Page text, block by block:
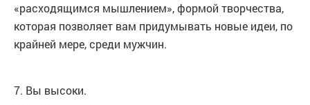
«расходящимся мышлением», формой творчества,
которая позволяет вам придумывать новые идеи, по
крайней мере, среди мужчин.
7. Вы высоки.